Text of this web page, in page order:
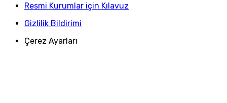
Resmi Kurumlar için Kılavuz
Gizlilik Bildirimi
Çerez Ayarları